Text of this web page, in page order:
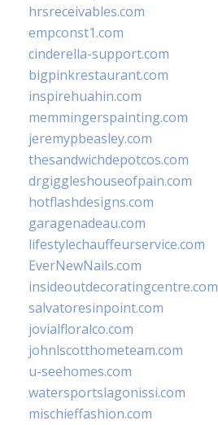
hrsreceivables.com
empconst1.com
cinderella-support.com
bigpinkrestaurant.com
inspirehuahin.com
memmingerspainting.com
jeremypbeasley.com
thesandwichdepotcos.com
drgiggleshouseofpain.com
hotflashdesigns.com
garagenadeau.com
lifestylechauffeurservice.com
EverNewNails.com
insideoutdecoratingcentre.com
salvatoresinpoint.com
jovialfloralco.com
johnlscotthometeam.com
u-seehomes.com
watersportslagonissi.com
mischieffashion.com